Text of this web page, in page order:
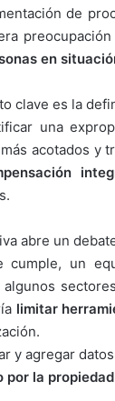
de
en
clave es la
una
acotados y
abre un
cumple, un
algunos
limitar
y agregar
por la